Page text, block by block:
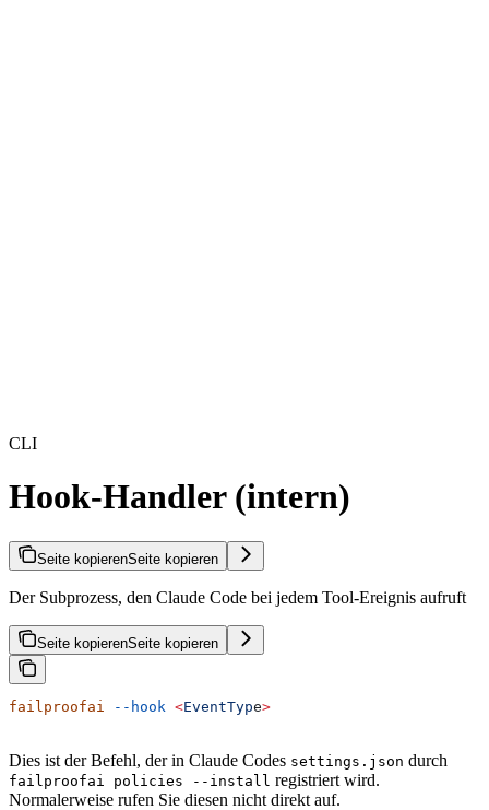
CLI
Hook-Handler (intern)
Seite kopierenSeite kopieren
Der Subprozess, den Claude Code bei jedem Tool-Ereignis aufruft
Seite kopierenSeite kopieren
failproofai --hook <EventType>
Dies ist der Befehl, der in Claude Codes settings.json durch
failproofai policies --install registriert wird.
Normalerweise rufen Sie diesen nicht direkt auf.